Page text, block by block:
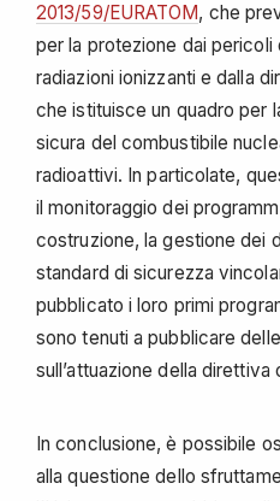
2013/59/EURATOM, che
per la protezione dai pericoli
radiazioni ionizzanti e dalla
che istituisce un quadro per
sicura del combustibile
radioattivi. In particolate,
il monitoraggio dei
costruzione, la gestione dei
standard di sicurezza
pubblicato i loro primi
sono tenuti a pubblicare
sull’attuazione della direttiva
In conclusione, è possibile
alla questione dello